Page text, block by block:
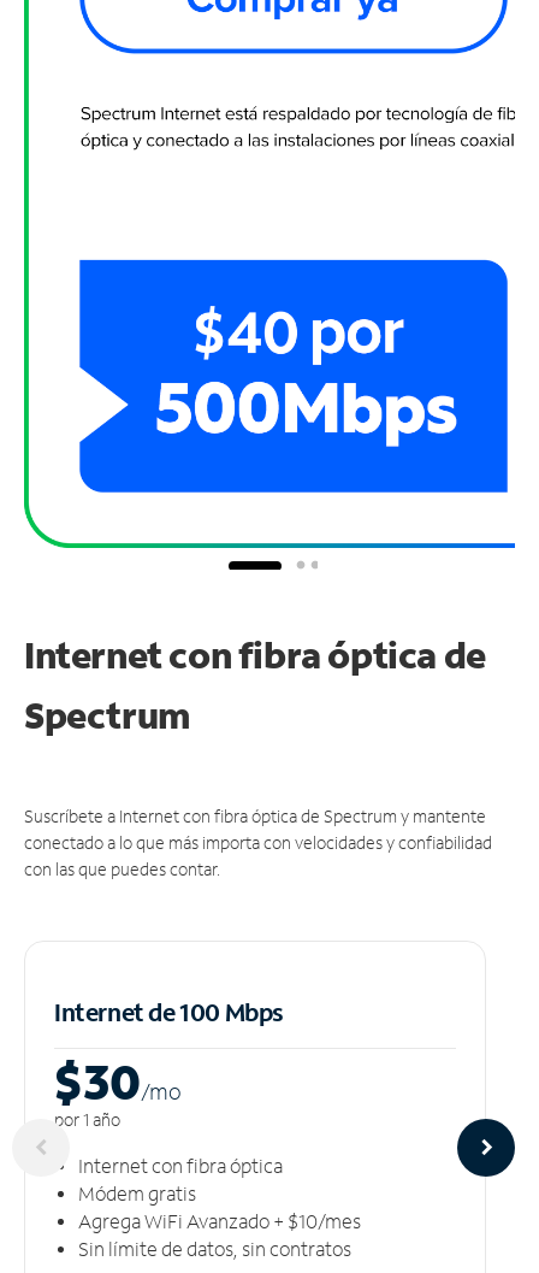
Internet con fibra óptica de
Spectrum
Suscríbete a Internet con fibra óptica de Spectrum y mantente
conectado a lo que más importa con velocidades y confiabilidad
con las que puedes contar.
Internet de 100 Mbps
$30/mo
por 1 año
Internet con fibra óptica
Módem gratis
Agrega WiFi Avanzado + $10/mes
Sin límite de datos, sin contratos